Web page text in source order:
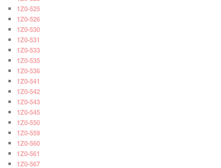
1Z0-525
1Z0-526
1Z0-530
1Z0-531
1Z0-533
1Z0-535
1Z0-536
1Z0-541
1Z0-542
1Z0-543
1Z0-545
1Z0-550
1Z0-559
1Z0-560
1Z0-561
1Z0-567